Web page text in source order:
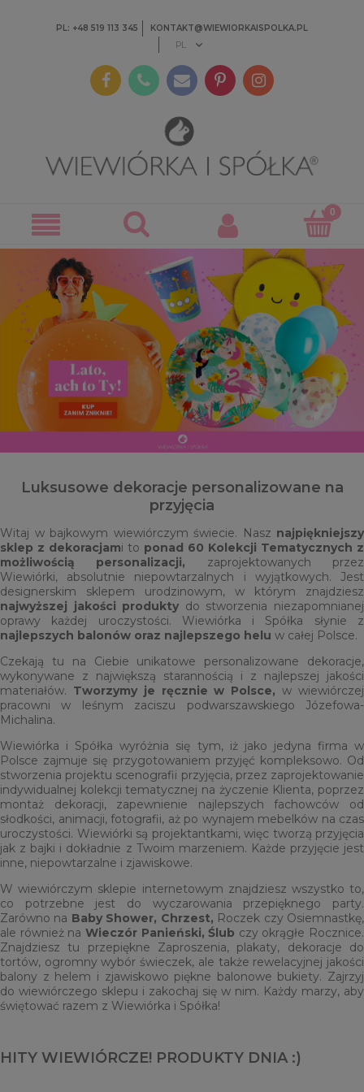
PL: +48 519 113 345 KONTAKT@WIEWIORKAISPOLKA.PL
Luksusowe dekoracje personalizowane na
przyjęcia
Witaj w bajkowym wiewiórczym świecie. Nasz najpiękniejszy
sklep z dekoracjami to ponad 60 Kolekcji Tematycznych z
możliwością personalizacji, zaprojektowanych przez
Wiewiórki, absolutnie niepowtarzalnych i wyjątkowych. Jest
designerskim sklepem urodzinowym, w którym znajdziesz
najwyższej jakości produkty do stworzenia niezapomnianej
oprawy każdej uroczystości. Wiewiórka i Spółka słynie z
najlepszych balonów oraz najlepszego helu w całej Polsce.
Czekają tu na Ciebie unikatowe personalizowane dekoracje,
wykonywane z największą starannością i z najlepszej jakości
materiałów. Tworzymy je ręcznie w Polsce, w wiewiórczej
pracowni w leśnym zaciszu podwarszawskiego Józefowa-
Michalina.
Wiewiórka i Spółka wyróżnia się tym, iż jako jedyna firma w
Polsce zajmuje się przygotowaniem przyjęć kompleksowo. Od
stworzenia projektu scenografii przyjęcia, przez zaprojektowanie
indywidualnej kolekcji tematycznej na życzenie Klienta, poprzez
montaż dekoracji, zapewnienie najlepszych fachowców od
słodkości, animacji, fotografii, aż po wynajem mebelków na czas
uroczystości. Wiewiórki są projektantkami, więc tworzą przyjęcia
jak z bajki i dokładnie z Twoim marzeniem. Każde przyjęcie jest
inne, niepowtarzalne i zjawiskowe.
W wiewiórczym sklepie internetowym znajdziesz wszystko to,
co potrzebne jest do wyczarowania przepięknego party.
Zarówno na Baby Shower, Chrzest, Roczek czy Osiemnastkę,
ale również na Wieczór Panieński, Ślub czy okrągłe Rocznice.
Znajdziesz tu przepiękne Zaproszenia, plakaty, dekoracje do
tortów, ogromny wybór świeczek, ale także rewelacyjnej jakości
balony z helem i zjawiskowo piękne balonowe bukiety. Zajrzyj
do wiewiórczego sklepu i zakochaj się w nim. Każdy marzy, aby
świętować razem z Wiewiórka i Spółka!
HITY WIEWIÓRCZE! PRODUKTY DNIA :)